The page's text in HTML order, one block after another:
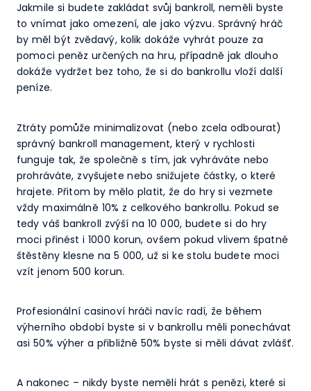
Jakmile si budete zakládat svůj bankroll, neměli byste
to vnímat jako omezení, ale jako výzvu. Správný hráč
by měl být zvědavý, kolik dokáže vyhrát pouze za
pomoci peněz určených na hru, případně jak dlouho
dokáže vydržet bez toho, že si do bankrollu vloží další
peníze.
Ztráty pomůže minimalizovat (nebo zcela odbourat)
správný bankroll management, který v rychlosti
funguje tak, že společně s tím, jak vyhráváte nebo
prohráváte, zvyšujete nebo snižujete částky, o které
hrajete. Přitom by mělo platit, že do hry si vezmete
vždy maximálně 10% z celkového bankrollu. Pokud se
tedy váš bankroll zvýší na 10 000, budete si do hry
moci přinést i 1000 korun, ovšem pokud vlivem špatné
štěstěny klesne na 5 000, už si ke stolu budete moci
vzít jenom 500 korun.
Profesionální casinoví hráči navíc radí, že během
výherního období byste si v bankrollu měli ponechávat
asi 50% výher a přibližně 50% byste si měli dávat zvlášť.
A nakonec – nikdy byste neměli hrát s penězi, které si